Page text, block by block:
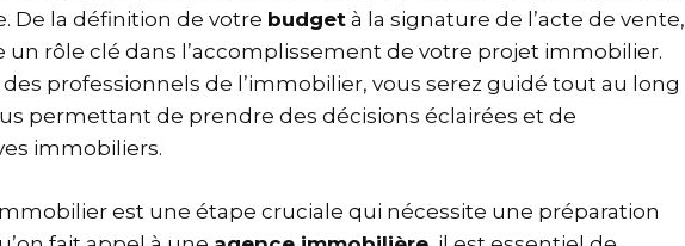
De la définition de votre budget à la signature de l’acte de vente,
un rôle clé dans l’accomplissement de votre projet immobilier.
des professionnels de l’immobilier, vous serez guidé tout au long
permettant de prendre des décisions éclairées et de
immobiliers.
immobilier est une étape cruciale qui nécessite une préparation